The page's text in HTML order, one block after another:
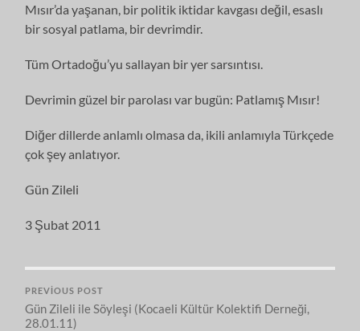
Mısır’da yaşanan, bir politik iktidar kavgası değil, esaslı
bir sosyal patlama, bir devrimdir.
Tüm Ortadoğu’yu sallayan bir yer sarsıntısı.
Devrimin güzel bir parolası var bugün: Patlamış Mısır!
Diğer dillerde anlamlı olmasa da, ikili anlamıyla Türkçede
çok şey anlatıyor.
Gün Zileli
3 Şubat 2011
PREVIOUS POST
Gün Zileli ile Söyleşi (Kocaeli Kültür Kolektifi Derneği,
28.01.11)